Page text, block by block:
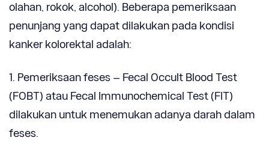
olahan, rokok, alcohol). Beberapa pemeriksaan
penunjang yang dapat dilakukan pada kondisi
kanker kolorektal adalah:
1. Pemeriksaan feses – Fecal Occult Blood Test
(FOBT) atau Fecal Immunochemical Test (FIT)
dilakukan untuk menemukan adanya darah dalam
feses.